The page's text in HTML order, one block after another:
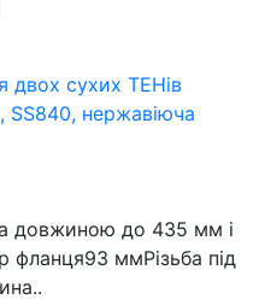
двох сухих ТЕНів
нержавіюча
довжиною до 435 мм і
ммРізьба під